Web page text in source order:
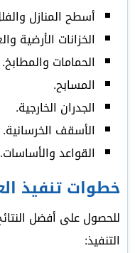
أسطح المنازل
الخزانات الأرضية
الحمامات والمطابخ.
المسابح.
الجدران الخارجية.
الأسقف الخرسانية.
القواعد والأساسات.
خطوات تنفيذ
للحصول على أفضل
التنفيذ: